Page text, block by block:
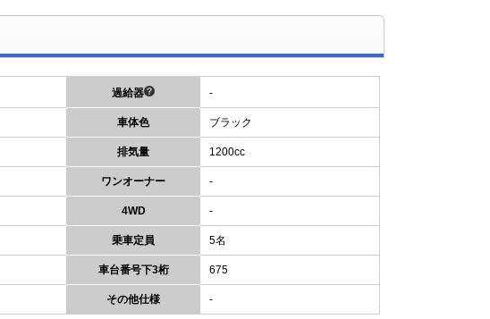
過給器 -
車体色 ブラック
排気量 1200cc
ワンオーナー -
4WD -
乗車定員 5名
車台番号下3桁 675
その他仕様 -